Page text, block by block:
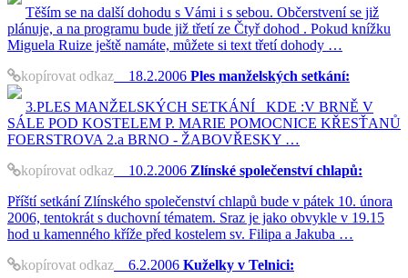
Těším se na další dohodu s Vámi i s sebou. Občerstvení se již
plánuje, a na programu bude již třetí ze Čtyř dohod . Pokud knížku
Miguela Ruize ještě namáte, můžete si text třetí dohody …
kopírovat odkaz 18.2.2006 Ples manželských setkání:
3.PLES MANŽELSKÝCH SETKÁNÍ KDE :V BRNĚ V
SÁLE POD KOSTELEM P. MARIE POMOCNICE KŘESŤANŮ
FOERSTROVA 2.a BRNO - ŽABOVŘESKY …
kopírovat odkaz 10.2.2006 Zlínské společenství chlapů:
Příští setkání Zlínského společenství chlapů bude v pátek 10. února
2006, tentokrát s duchovní tématem. Sraz je jako obvykle v 19.15
hod u kamenného kříže před kostelem sv. Filipa a Jakuba …
kopírovat odkaz 6.2.2006 Kuželky v Telnici: